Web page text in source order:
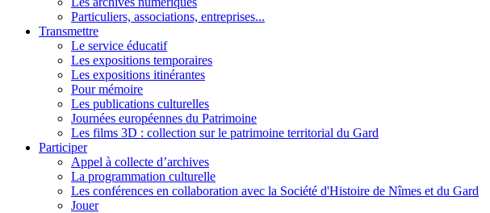
Particuliers, associations, entreprises...
Transmettre
Le service éducatif
Les expositions temporaires
Les expositions itinérantes
Pour mémoire
Les publications culturelles
Journées européennes du Patrimoine
Les films 3D : collection sur le patrimoine territorial du Gard
Participer
Appel à collecte d’archives
La programmation culturelle
Les conférences en collaboration avec la Société d'Histoire de Nîmes et du Gard
Jouer